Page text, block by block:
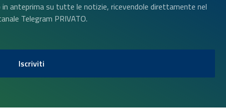
anteprima su tutte le notizie, ricevendole direttamente nel
Telegram PRIVATO.
Iscriviti